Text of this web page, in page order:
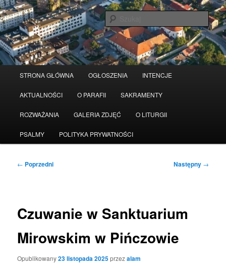
Przeskocz
do
tekstu
STRONA GŁÓWNA OGŁOSZENIA INTENCJE
AKTUALNOŚCI O PARAFII SAKRAMENTY
ROZWAŻANIA GALERIA ZDJĘĆ O LITURGII
PSALMY POLITYKA PRYWATNOŚCI
Nawigacja
← Poprzedni Następny →
Czuwanie w Sanktuarium
Mirowskim w Pińczowie
Opublikowany23 listopada 2025przezalam
Serwis wykorzystuje pliki Cookies Czytaj więcej odrzuć